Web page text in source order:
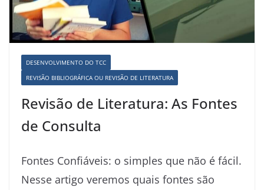
DESENVOLVIMENTO DO TCC
REVISÃO BIBLIOGRÁFICA OU REVISÃO DE LITERATURA
Revisão de Literatura: As Fontes
de Consulta
Fontes Confiáveis: o simples que não é fácil.
Nesse artigo veremos quais fontes são